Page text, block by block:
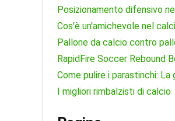
Posizionamento difensivo
Cos'è un'amichevole nel
Pallone da calcio contro
RapidFire Soccer Rebound
Come pulire i parastinchi:
I migliori rimbalzisti di calcio